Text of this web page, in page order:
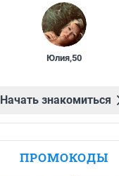
Юлия,50
Начать знакомиться
ПРОМОКОДЫ